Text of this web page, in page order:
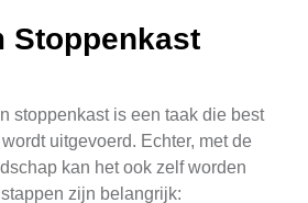
Stoppenkast
stoppenkast is een taak die best
uitgevoerd. Echter, met de
kan het ook zelf worden
zijn belangrijk: